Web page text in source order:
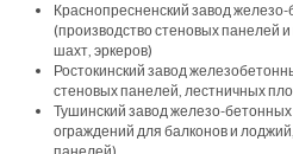
Краснопресненский завод железо-
(производство стеновых панелей
шахт, эркеров)
Ростокинский завод
стеновых панелей, лестничных
Тушинский завод железо-
ограждений для балконов и